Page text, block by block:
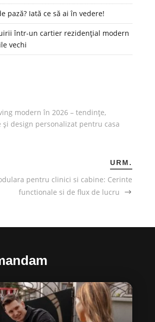
pază? Iată ce să ai în vedere!
într-un cartier rezidențial modern
vechi
modern în 2026 – tendințe,
design personalizat pentru casa
URM.
pentru clinici si cabine: Cerinte
functionale si de flux de lucru